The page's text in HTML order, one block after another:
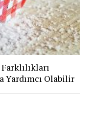
Olabilir